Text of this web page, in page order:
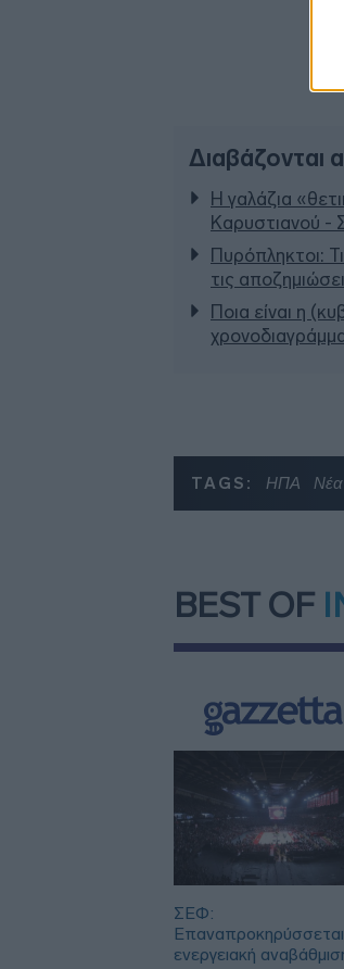
Διαβάζονται
Η γαλάζια
Καρυστιανού -
Πυρόπληκτοι:
τις
Ποια είναι η
TAGS: ΗΠΑ
BEST OF
ΣΕΦ:
ενεργειακή